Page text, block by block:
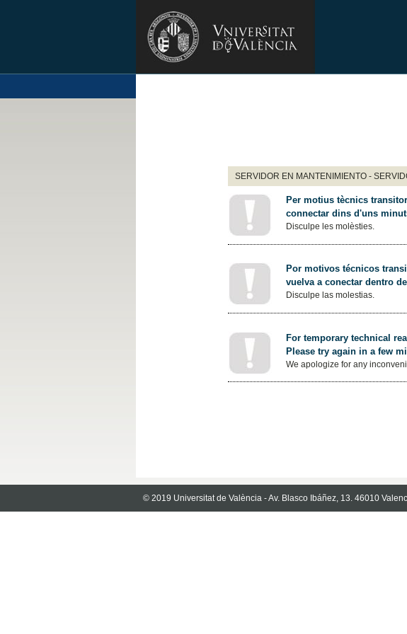
SERVIDOR EN MANTENIMIENTO -
Per motius tècnics
connectar dins d'uns
Disculpe les molèsties.
Por motivos técnicos
vuelva a conectar dentro
Disculpe las molestias.
For temporary technical
Please try again in a few
We apologize for any
© 2019 Universitat de València - Av. Blasco Ibáñez, 13. 46010